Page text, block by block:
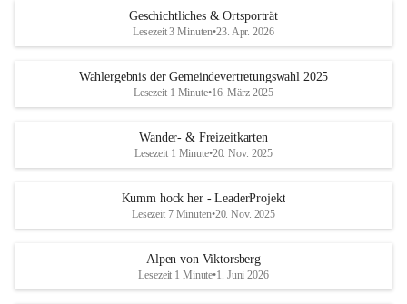
Geschichtliches & Ortsporträt
Lesezeit 3 Minuten•23. Apr. 2026
Wahlergebnis der Gemeindevertretungswahl 2025
Lesezeit 1 Minute•16. März 2025
Wander- & Freizeitkarten
Lesezeit 1 Minute•20. Nov. 2025
Kumm hock her - LeaderProjekt
Lesezeit 7 Minuten•20. Nov. 2025
Alpen von Viktorsberg
Lesezeit 1 Minute•1. Juni 2026